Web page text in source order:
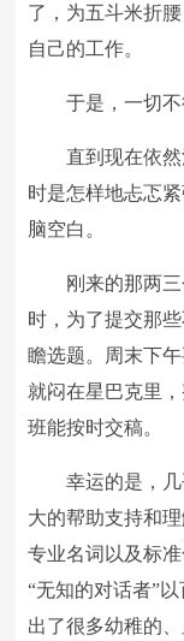
了，为五斗米折
自己的工作。
于是，一切不
直到现在依
时是怎样地忐忑
脑空白。
刚来的那两
时，为了提交那
瞻选题。周末下
就闷在星巴克里
班能按时交稿。
幸运的是，
大的帮助支持和
专业名词以及标
“无知的对话者”
出了很多幼稚的